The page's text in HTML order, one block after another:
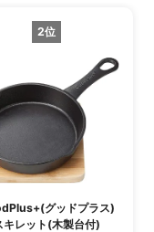
2位
グッドプラス)
キレット(木製台付)